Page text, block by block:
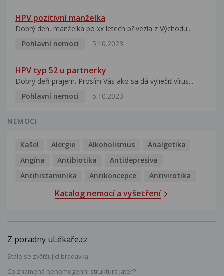
HPV pozitivní manželka
Dobrý den, manželka po xx letech přivezla z Východu...
Pohlavní nemoci
5.10.2023
HPV typ 52 u partnerky
Dobrý deň prajem. Prosím Vás ako sa dá vyliečiť vírus...
Pohlavní nemoci
5.10.2023
NEMOCI
Kašel Alergie Alkoholismus
Analgetika
Angína
Antibiotika
Antidepresiva
Antihistaminika
Antikoncepce Antivirotika
Katalog nemocí a vyšetření
Z poradny uLékaře.cz
Stále se zvětšující bradavka
Co znamená nehomogenní struktura jater?